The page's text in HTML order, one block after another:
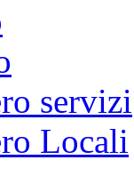
servizi
Locali